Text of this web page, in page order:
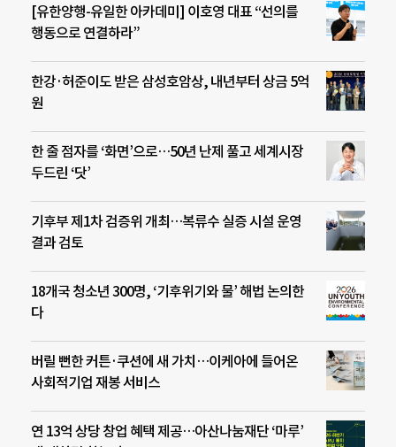
[유한양행-유일한 아카데미] 이호영 대표 “선의를
행동으로 연결하라”
한강·허준이도 받은 삼성호암상, 내년부터 상금 5억
원
한 줄 점자를 ‘화면’으로…50년 난제 풀고 세계시장
두드린 ‘닷’
기후부 제1차 검증위 개최…복류수 실증 시설 운영
결과 검토
18개국 청소년 300명, ‘기후위기와 물’ 해법 논의한
다
버릴 뻔한 커튼·쿠션에 새 가치…이케아에 들어온
사회적기업 재봉 서비스
연 13억 상당 창업 혜택 제공…아산나눔재단 ‘마루’